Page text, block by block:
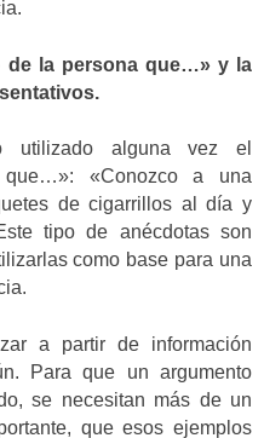
de la persona que…» y la
utilizado alguna vez el
«Conozco a una
de cigarrillos al día y
tipo de anécdotas son
como base para una
a partir de información
Para que un argumento
se necesitan más de un
que esos ejemplos